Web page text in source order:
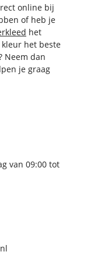
online bij
of heb je
het
het beste
Neem dan
je graag
van 09:00 tot